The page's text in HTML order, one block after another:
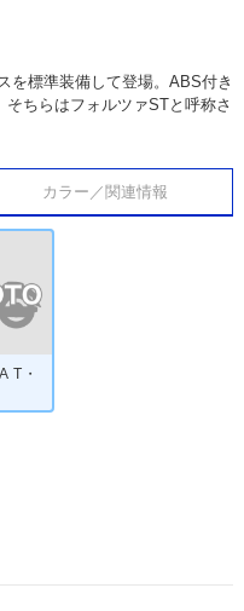
を標準装備して登場。ABS付き
ちらはフォルツァSTと呼称さ
カラー／関連情報
T・